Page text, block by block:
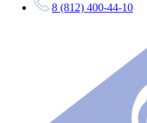
8 (812) 400-44-10